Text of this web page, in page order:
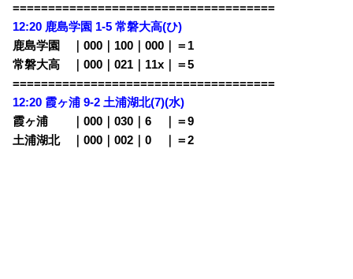
=====================================
12:20 鹿島学園 1-5 常磐大高(ひ)
鹿島学園 ｜000｜100｜000｜＝1
常磐大高 ｜000｜021｜11x｜＝5
=====================================
12:20 霞ヶ浦 9-2 土浦湖北(7)(水)
霞ヶ浦 ｜000｜030｜6
｜＝9
土浦湖北 ｜000｜002｜0
｜＝2